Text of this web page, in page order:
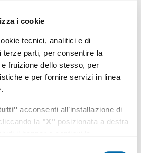
i cookie
tecnici, analitici e di
terze parti, per consentire la
fruizione dello stesso, per
e per fornire servizi in linea
acconsenti all’installazione di
la "X" posizionata a destra
un ulteriore tassello all’offerta
La manovra di ormeggio non
di rimorchiatori portuali, a
e dell’adeguatezza, anche dal
del nuovo pontile ad ospitare più
e, in prospettiva, anche con la
all’adiacente banchina
di Porto e il suo Comandante per la